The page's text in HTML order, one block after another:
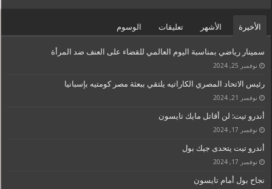
الأخيرة الأشهر تعليقات الوسوم
سمينار رياضي بمناسبة اليوم العالمي للقضاء على العنف ضد المرأة
نوفمبر 25, 2024
رئيس الاتحاد المصري الكاراتيه يلتقي ببعثة مصر كومتيه بإسبانيا
نوفمبر 21, 2024
أندرو تيت: لن أقاتل مايك تايسون
نوفمبر 17, 2024
أندرو تيت يتحدى جيك بول
نوفمبر 17, 2024
نجاح بول أمام تايسون